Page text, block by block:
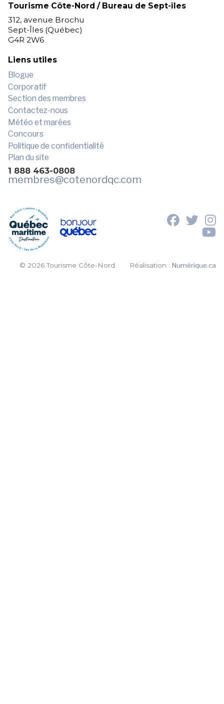
Tourisme Côte-Nord / Bureau de Sept-îles
312, avenue Brochu
Sept-Îles (Québec)
G4R 2W6
Liens utiles
Blogue
Corporatif
Section des membres
Contactez-nous
Météo et marées
Concours
Politique de confidentialité
Plan du site
1 888 463-0808
membres@cotenordqc.com
© 2026 Tourisme Côte-Nord. Réalisation :Numérique.ca